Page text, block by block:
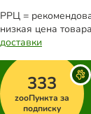
РРЦ =
низкая цена
доставки
333
zooПункта за
подписку